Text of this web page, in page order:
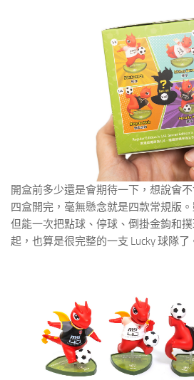
開盒前多少還是會期待一下，想說會
四盒開完，毫無懸念就是四款常規版
但能一次把點球、停球、倒掛金鉤和
起，也算是很完整的一支 Lucky 球隊了